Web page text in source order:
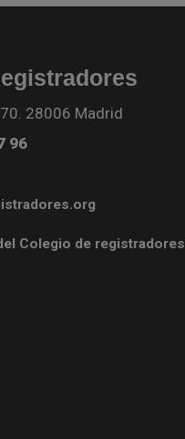
28006 Madrid
96
Colegio de registradores